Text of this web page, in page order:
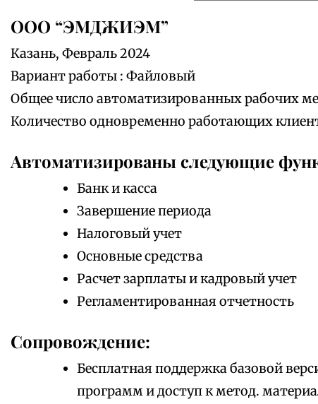
ООО “ЭМДЖИЭМ”
Казань, Февраль 2024
Вариант работы : Файловый
Общее число автоматизированных рабочих
Количество одновременно работающих
Автоматизированы следующие
Банк и касса
Завершение периода
Налоговый учет
Основные средства
Расчет зарплаты и кадровый учет
Регламентированная отчетность
Сопровождение:
Бесплатная поддержка базовой
программ и доступ к метод.